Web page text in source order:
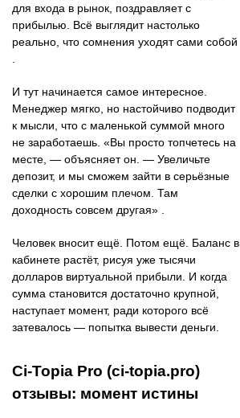
для входа в рынок, поздравляет с
прибылью. Всё выглядит настолько
реально, что сомнения уходят сами собой
И тут начинается самое интересное.
Менеджер мягко, но настойчиво подводит
к мысли, что с маленькой суммой много
не заработаешь. «Вы просто топчетесь на
месте, — объясняет он. — Увеличьте
депозит, и мы сможем зайти в серьёзные
сделки с хорошим плечом. Там
доходность совсем другая» .
Человек вносит ещё. Потом ещё. Баланс в
кабинете растёт, рисуя уже тысячи
долларов виртуальной прибыли. И когда
сумма становится достаточно крупной,
наступает момент, ради которого всё
затевалось — попытка вывести деньги.
Ci-Topia Pro (ci-topia.pro)
отзывы: момент истины